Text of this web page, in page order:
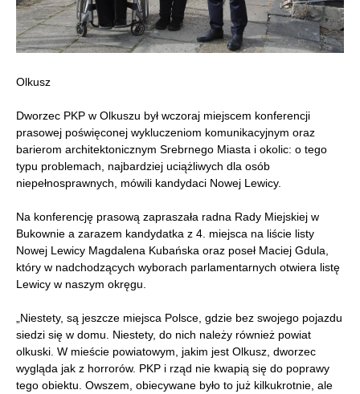
Olkusz
Dworzec PKP w Olkuszu był wczoraj miejscem konferencji
prasowej poświęconej wykluczeniom komunikacyjnym oraz
barierom architektonicznym Srebrnego Miasta i okolic: o tego
typu problemach, najbardziej uciążliwych dla osób
niepełnosprawnych, mówili kandydaci Nowej Lewicy.
Na konferencję prasową zapraszała radna Rady Miejskiej w
Bukownie a zarazem kandydatka z 4. miejsca na liście listy
Nowej Lewicy Magdalena Kubańska oraz poseł Maciej Gdula,
który w nadchodzących wyborach parlamentarnych otwiera listę
Lewicy w naszym okręgu.
„Niestety, są jeszcze miejsca Polsce, gdzie bez swojego pojazdu
siedzi się w domu. Niestety, do nich należy również powiat
olkuski. W mieście powiatowym, jakim jest Olkusz, dworzec
wygląda jak z horrorów. PKP i rząd nie kwapią się do poprawy
tego obiektu. Owszem, obiecywane było to już kilkukrotnie, ale